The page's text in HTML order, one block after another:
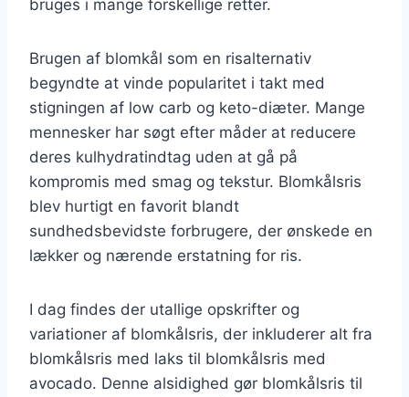
bruges i mange forskellige retter.
Brugen af blomkål som en risalternativ
begyndte at vinde popularitet i takt med
stigningen af low carb og keto-diæter. Mange
mennesker har søgt efter måder at reducere
deres kulhydratindtag uden at gå på
kompromis med smag og tekstur. Blomkålsris
blev hurtigt en favorit blandt
sundhedsbevidste forbrugere, der ønskede en
lækker og nærende erstatning for ris.
I dag findes der utallige opskrifter og
variationer af blomkålsris, der inkluderer alt fra
blomkålsris med laks til blomkålsris med
avocado. Denne alsidighed gør blomkålsris til